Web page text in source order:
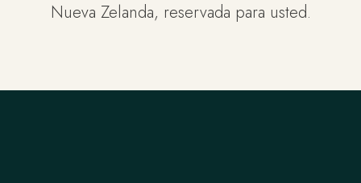
Nueva Zelanda, reservada para usted.